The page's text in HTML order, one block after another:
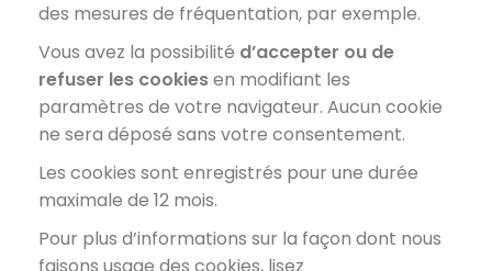
des mesures de fréquentation, par exemple.
Vous avez la possibilité d’accepter ou de
refuser les cookiesen modifiant les
paramètres de votre navigateur. Aucun cookie
ne sera déposé sans votre consentement.
Les cookies sont enregistrés pour une durée
maximale de 12 mois.
Pour plus d’informations sur la façon dont nous